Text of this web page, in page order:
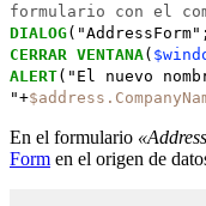
formulario con el
DIALOG("AddressForm";
CERRAR VENTANA(
ALERT("El nuevo
"+$address
En el formulario
Form en el origen de